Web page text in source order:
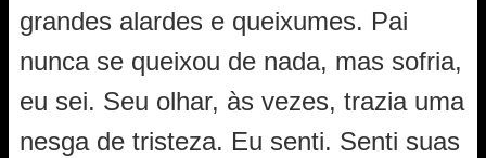
grandes alardes e queixumes. Pai
nunca se queixou de nada, mas sofria,
eu sei. Seu olhar, às vezes, trazia uma
nesga de tristeza. Eu senti. Senti suas